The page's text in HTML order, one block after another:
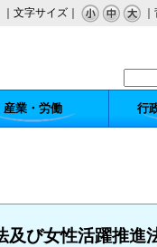
｜文字サイズ｜
産業・労働 行
び女性活躍推進